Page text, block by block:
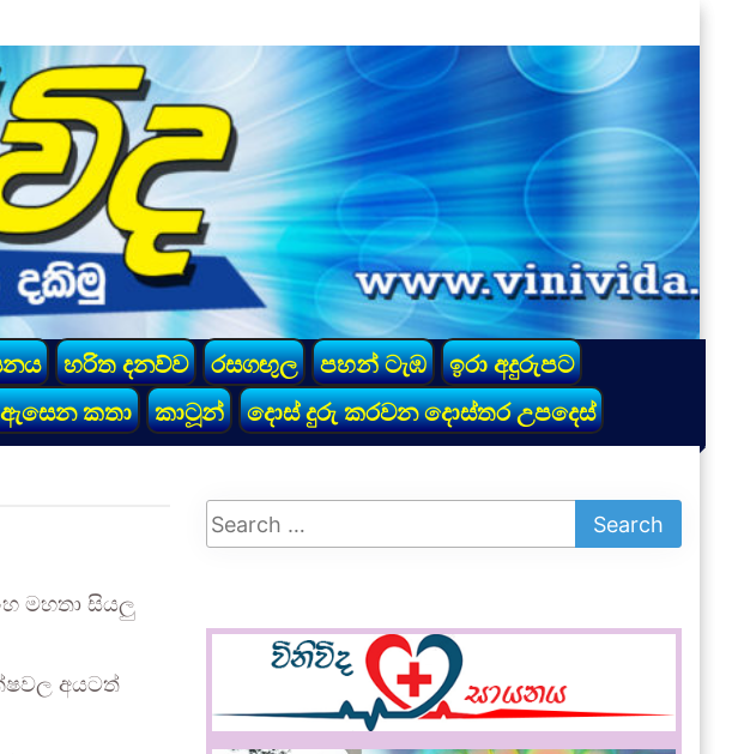
හරිත දනව්ව රසගඟුල පහන් ටැඹ
ඉරා අදුරුපට
කතා කාටූන් දොස් දුරු කරවන දොස්තර උපදෙස්
මහතා සියලු
අයටත්